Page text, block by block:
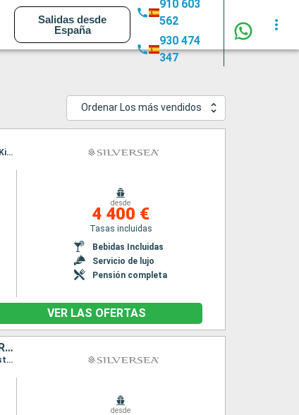
Salidas desde
España
910 603
562
930 474
347
Ordenar Los más vendidos
Itinerario : San Juan, Saint Johns, St Kitts, Castries, Jost Van Dyke, San Juan, Saint Johns, St Kitts, Castries, Saint Johns, Jost Van Dyke, San Juan
desde
4 400 €
Tasas incluidas
Bebidas Incluidas
Servicio de lujo
Pensión completa
VER LAS OFERTAS
JOST VAN DYKE, FRANCIA, MARTINICA, GRENADA, SAN VINCENT Y LAS GRANADINAS, SANTA LUCIA, ANTIGUA Y BARBUDA, PORTO RICO
Itinerario : San Juan, Jost Van Dyke, Gustavia, St Kitts, Fort-de-France, Grenada, Canouan, Castries, Saint Johns, San Juan, Jost Van Dyke, Gustavia, St Kitts, Fort-de-France, Grenada, Canouan, Castries, Saint Johns, San Juan
desde